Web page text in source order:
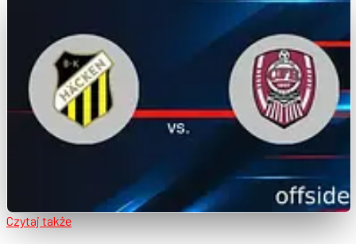
Czytaj także